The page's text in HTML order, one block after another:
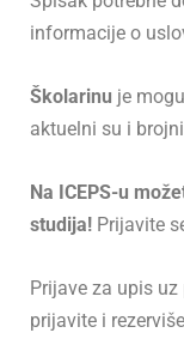
informacije o
Školarinu je
aktuelni su i brojni
Na ICEPS-u
studija! Prijavite
Prijave za upis
prijavite i